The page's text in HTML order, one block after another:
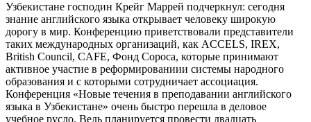
Узбекистане господин Крейг Маррей подчеркнул: сегодня
знание английского языка открывает человеку широкую
дорогу в мир. Конференцию приветствовали представители
таких международных организаций, как ACCELS, IREX,
British Council, CAFE, Фонд Сороса, которые принимают
активное участие в реформированиии системы народного
образования и с которыми сотрудничает ассоциация.
Конференция «Новые течения в преподавании английского
языка в Узбекистане» очень быстро перешла в деловое
учебное русло. Ведь планируется провести двадцать